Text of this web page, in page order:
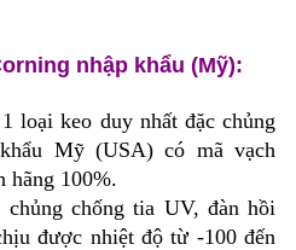
nhập khẩu (Mỹ):
loại keo duy nhất đặc chủng
Mỹ (USA) có mã vạch
hãng 100%.
chống tia UV, đàn hồi
được nhiệt độ từ -100 đến